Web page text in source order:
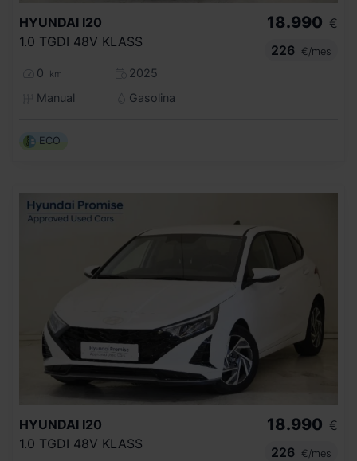
HYUNDAI I20
1.0 TGDI 48V KLASS
0 km
2025
Manual
Gasolina
18.990 €
226
€/mes
ECO
HYUNDAI I20
1.0 TGDI 48V KLASS
18.990 €
226
€/mes